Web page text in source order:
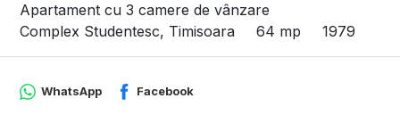
Apartament cu 3 camere de vânzare
Complex Studentesc, Timisoara
64 mp 1979
WhatsApp Facebook